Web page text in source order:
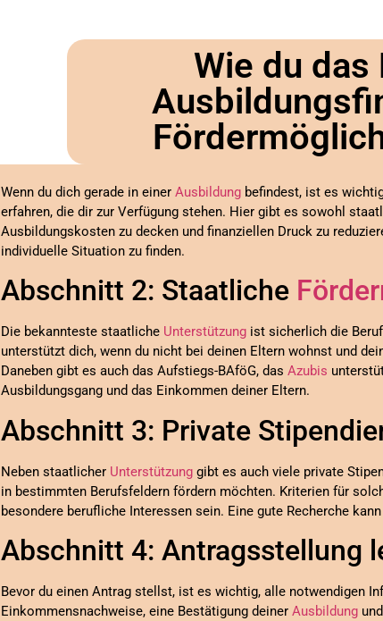
Wie du das
Wenn du dich gerade in einer Ausbildung befindest, ist es
erfahren, die dir zur Verfügung stehen. Hier gibt es sowohl
Ausbildungskosten zu decken und finanziellen Druck zu
individuelle Situation zu finden.
Abschnitt 2: Staatliche
Die bekannteste staatliche Unterstützung ist sicherlich die
unterstützt dich, wenn du nicht bei deinen Eltern wohnst und
Daneben gibt es auch das Aufstiegs-BAföG, das Azubis
Ausbildungsgang und das Einkommen deiner Eltern.
Abschnitt 3: Private
Neben staatlicher Unterstützung gibt es auch viele private
in bestimmten Berufsfeldern fördern möchten. Kriterien für
besondere berufliche Interessen sein. Eine gute Recherche
Abschnitt 4: Antragsstellung
Bevor du einen Antrag stellst, ist es wichtig, alle notwendigen
Einkommensnachweise, eine Bestätigung deiner Ausbildung